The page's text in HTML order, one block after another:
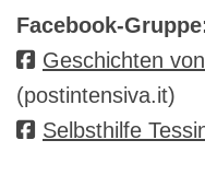
Facebook-
Geschichten
(postintensiva.it)
Selbsthilfe